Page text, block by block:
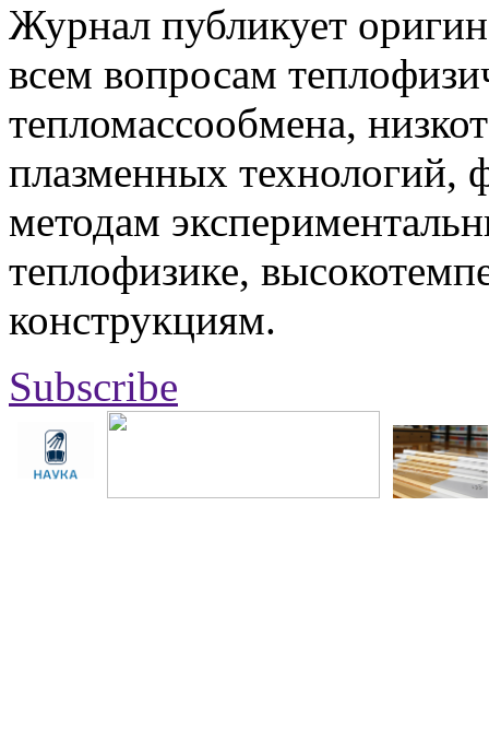
Журнал публикует
всем вопросам
тепломассообмена,
плазменных технологий,
методам
теплофизике,
конструкциям.
Subscribe